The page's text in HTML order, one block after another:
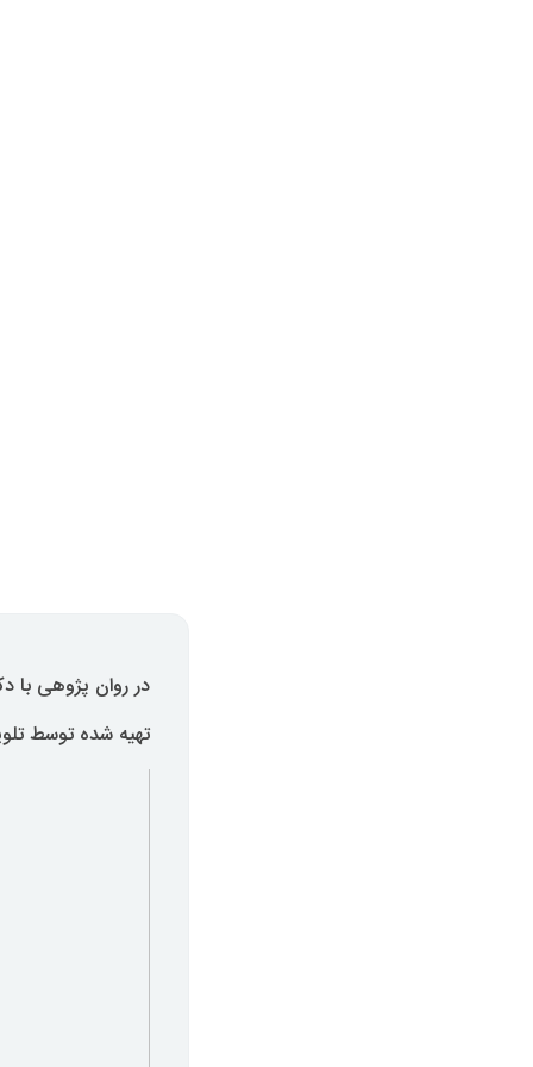
در روان پژوهی
تهیه شده توسط